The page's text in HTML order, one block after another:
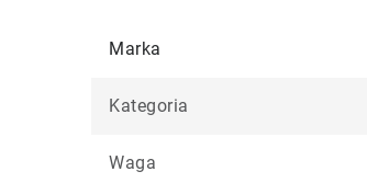
Marka
Kategoria
Waga